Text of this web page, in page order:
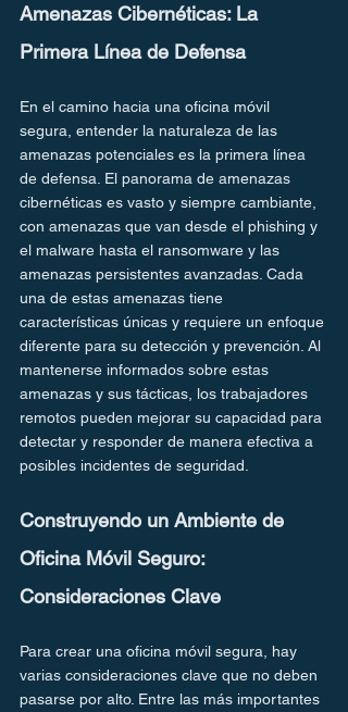
Amenazas Cibernéticas: La
Primera Línea de Defensa
En el camino hacia una oficina móvil
segura, entender la naturaleza de las
amenazas potenciales es la primera línea
de defensa. El panorama de amenazas
cibernéticas es vasto y siempre cambiante,
con amenazas que van desde el phishing y
el malware hasta el ransomware y las
amenazas persistentes avanzadas. Cada
una de estas amenazas tiene
características únicas y requiere un enfoque
diferente para su detección y prevención. Al
mantenerse informados sobre estas
amenazas y sus tácticas, los trabajadores
remotos pueden mejorar su capacidad para
detectar y responder de manera efectiva a
posibles incidentes de seguridad.
Construyendo un Ambiente de
Oficina Móvil Seguro:
Consideraciones Clave
Para crear una oficina móvil segura, hay
varias consideraciones clave que no deben
pasarse por alto. Entre las más importantes